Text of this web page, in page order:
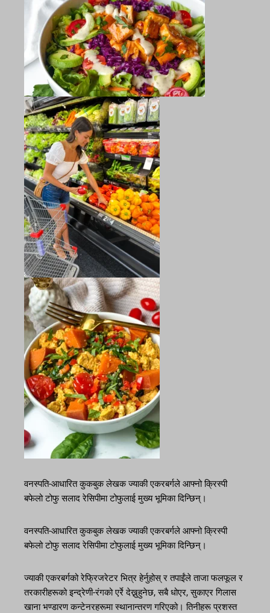
वनस्पति-आधारित कुकबुक लेखक ज्याकी एकरबर्गले आफ्नो क्रिस्पी
बफेलो टोफु सलाद रेसिपीमा टोफुलाई मुख्य भूमिका दिन्छिन्।
वनस्पति-आधारित कुकबुक लेखक ज्याकी एकरबर्गले आफ्नो क्रिस्पी
बफेलो टोफु सलाद रेसिपीमा टोफुलाई मुख्य भूमिका दिन्छिन्।
ज्याकी एकरबर्गको रेफ्रिजरेटर भित्र हेर्नुहोस् र तपाईंले ताजा फलफूल र
तरकारीहरूको इन्द्रेणी-रंगको एर्रे देख्नुहुनेछ, सबै धोएर, सुकाएर गिलास
खाना भण्डारण कन्टेनरहरूमा स्थानान्तरण गरिएको। तिनीहरू प्रशस्त